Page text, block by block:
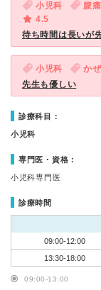
小児科
腹
4.5
待ち時間は長いが
小児科 かぜ
先生も優しい
診療科目：
小児科
専門医・資格：
小児科専門医
診療時間
09:00-12:00
13:30-18:00
09:00-13:00